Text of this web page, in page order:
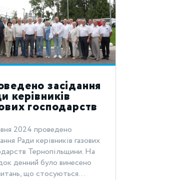
засідання
керівників
господарств
2024 проведено
Ради керівників газових
Тернопільщини. На
денний було винесено
що стосуються...